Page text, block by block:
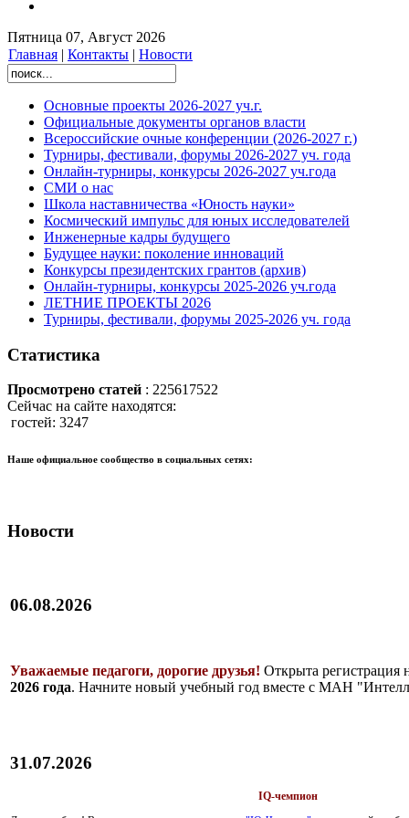
Пятница 07, Август 2026
Главная | Контакты | Новости
Основные проекты 2026-2027 уч.г.
Официальные документы органов власти
Всероссийские очные конференции (2026-2027 г.)
Турниры, фестивали, форумы 2026-2027 уч. года
Онлайн-турниры, конкурсы 2026-2027 уч.года
СМИ о нас
Школа наставничества «Юность науки»
Космический импульс для юных исследователей
Инженерные кадры будущего
Будущее науки: поколение инноваций
Конкурсы президентских грантов (архив)
Онлайн-турниры, конкурсы 2025-2026 уч.года
ЛЕТНИЕ ПРОЕКТЫ 2026
Турниры, фестивали, форумы 2025-2026 уч. года
Статистика
Просмотрено статей : 225617522
Сейчас на сайте находятся:
гостей: 3247
Наше официальное сообщество в социальных сетях:
Новости
06.08.2026
Уважаемые педагоги, дорогие друзья! Открыта регистрация
2026 года. Начните новый учебный год вместе с МАН
31.07.2026
IQ-чемпион